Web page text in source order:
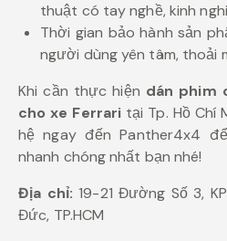
thuật có tay nghề, kinh
Thời gian bảo hành sản
người dùng yên tâm, thoải
Khi cần thực hiện dán phim
cho xe Ferrari tại Tp. Hồ Chí
hệ ngay đến Panther4x4
nhanh chóng nhất bạn nhé!
Địa chỉ: 19-21 Đường Số 3,
Đức, TP.HCM